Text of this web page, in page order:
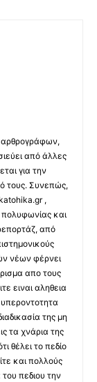
αρθρογράφων,
από άλλες
για την
τους. Συνεπώς,
,
πολυφωνίας και
από
νέων φέρνει
απο τους
ειναι αληθεια
της μη
τα χνάρια της
θέλει το πεδίο
και πολλούς
πεδιου την